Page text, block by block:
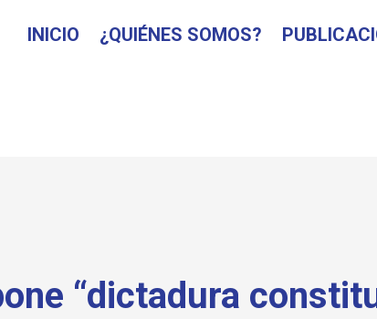
INICIO ¿QUIÉNES SOMOS?
“dictadura